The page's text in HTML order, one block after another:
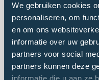
We gebruiken cookies
personaliseren, om
en om ons
informatie over uw
partners voor social
partners kunnen deze
informatie die u aan ze